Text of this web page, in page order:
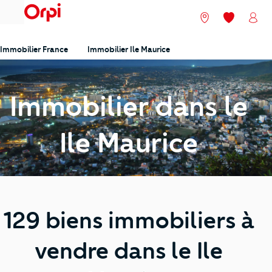
menu Nos agences
Mes
Immobilier France Immobilier Ile Maurice
Immobilier dans le
Ile Maurice
129 biens immobiliers à
vendre dans le Ile